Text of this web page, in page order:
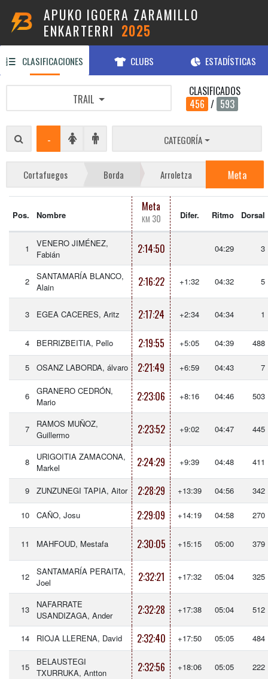
APUKO IGOERA ZARAMILLO
ENKARTERRI 2025
CLASIFICACIONES CLUBS ESTADÍSTICAS
TRAIL
CLASIFICADOS
456 / 593
- CATEGORÍA
Cortafuegos Borda Arroletza Meta
Pos. Nombre
Meta
KM 30 Difer. Ritmo Dorsal
1
VENERO JIMÉNEZ,
Fabián
2:14:50 04:29 3
2
SANTAMARÍA BLANCO,
Alain
2:16:22 +1:32 04:32 5
3 EGEA CACERES, Aritz 2:17:24 +2:34 04:34 1
4 BERRIZBEITIA, Pello 2:19:55 +5:05 04:39 488
5 OSANZ LABORDA, álvaro 2:21:49 +6:59 04:43 7
6
GRANERO CEDRÓN,
Mario
2:23:06 +8:16 04:46 503
7
RAMOS MUÑOZ,
Guillermo
2:23:52 +9:02 04:47 445
8
URIGOITIA ZAMACONA,
Markel
2:24:29 +9:39 04:48 411
9 ZUNZUNEGI TAPIA, Aitor 2:28:29 +13:39 04:56 342
10 CAÑO, Josu 2:29:09 +14:19 04:58 270
11 MAHFOUD, Mestafa 2:30:05 +15:15 05:00 379
12
SANTAMARÍA PERAITA,
Joel
2:32:21 +17:32 05:04 325
13
NAFARRATE
USANDIZAGA, Ander
2:32:28 +17:38 05:04 512
14 RIOJA LLERENA, David 2:32:40 +17:50 05:05 484
15
BELAUSTEGI
TXURRUKA, Antton
2:32:56 +18:06 05:05 222